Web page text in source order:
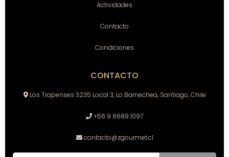
Actividades
Contacto
Condiciones
CONTACTO
Los Trapenses 3235 Local 3, Lo Barnechea, Santiago, Chile
+56 9 6689 1097
contacto@zgourmet.cl